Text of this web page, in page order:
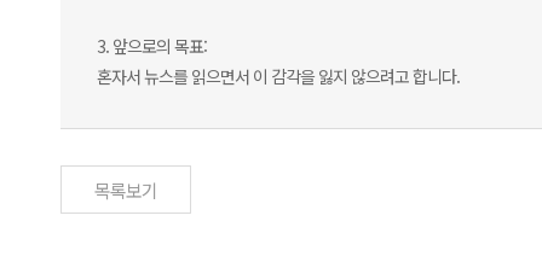
3. 앞으로의 목표:
혼자서 뉴스를 읽으면서 이 감각을 잃지 않으려고 합니다.
목록보기